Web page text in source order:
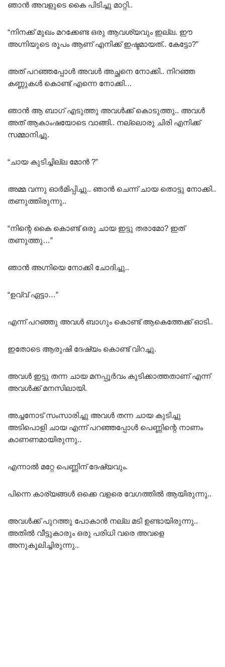
ഞാൻ അവളുടെ കൈ പിടിച്ചു മാറ്റി..
“നിനക്ക് മുഖം മറക്കേണ്ട ഒരു ആവശ്യവും ഇല്ല. ഈ
അഗ്നിയുടെ രൂപം ആണ് എനിക്ക് ഇഷ്ടമായത്.. കേട്ടോ?”
അത് പറഞ്ഞപ്പോൾ അവൾ അച്ഛനെ നോക്കി.. നിറഞ്ഞ
കണ്ണുകൾ കൊണ്ട് എന്നെ നോക്കി…
ഞാൻ ആ ബാഗ് എടുത്തു അവൾക്ക് കൊടുത്തു.. അവൾ
അത് ആകാംഷയോടെ വാങ്ങി.. നല്ലൊരു ചിരി എനിക്ക്
സമ്മാനിച്ചു.
“ചായ കുടിച്ചില്ല മോൻ ?”
അമ്മ വന്നു ഓർമിപ്പിച്ചു.. ഞാൻ ചെന്ന് ചായ തൊട്ടു നോക്കി..
തണുത്തിരുന്നു..
“നിന്റെ കൈ കൊണ്ട് ഒരു ചായ ഇട്ടു തരാമോ? ഇത്
തണുത്തു…”
ഞാൻ അഗ്നിയെ നോക്കി ചോദിച്ചു..
“ഉവ്വ് ഏട്ടാ…”
എന്ന് പറഞ്ഞു അവൾ ബാഗും കൊണ്ട് ആകെത്തേക്ക് ഓടി..
ഇതോടെ ആരുഷി ദേഷ്യം കൊണ്ട് വിറച്ചു.
അവൾ ഇട്ടു തന്ന ചായ മനപ്പൂർവം കുടിക്കാത്തതാണ് എന്ന്
അവൾക്ക് മനസിലായി.
അച്ചനോട് സംസാരിച്ചു അവൾ തന്ന ചായ കുടിച്ചു
അടിപൊളി ചായ എന്ന് പറഞ്ഞപ്പോൾ പെണ്ണിന്റെ നാണം
കാണണമായിരുന്നു..
എന്നാൽ മറ്റേ പെണ്ണിന് ദേഷ്യവും.
പിന്നെ കാര്യങ്ങൾ ഒക്കെ വളരെ വേഗത്തിൽ ആയിരുന്നു..
അവൾക്ക് പുറത്തു പോകാൻ നല്ല മടി ഉണ്ടായിരുന്നു..
അതിൽ വീട്ടുകാരും ഒരു പരിധി വരെ അവളെ
അനുകൂലിച്ചിരുന്നു..